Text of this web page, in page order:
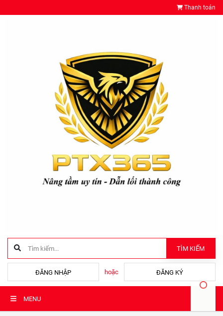
Thanh toán
TÌM KIẾM
ĐĂNG NHẬP hoặc ĐĂNG KÝ
MENU